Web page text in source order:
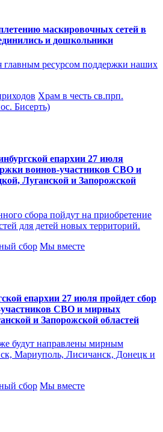
маскировочных сетей в
и дошкольники
ресурсом поддержки наших
Храм в честь св.прп.
Бисерть)
епархии 27 июля
воинов-участников СВО и
Луганской и Запорожской
сбора пойдут на приобретение
для детей новых территорий.
сбор Мы вместе
епархии 27 июля пройдет сбор
участников СВО и мирных
и Запорожской областей
будут направлены мирным
Мариуполь, Лисичанск, Донецк и
сбор Мы вместе